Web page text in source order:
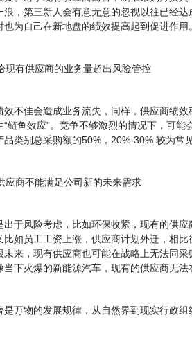
浪，第三新人会有意无意的忽视以往已经
也为自己在新地盘的绩效提高起到促进作用。
现有供应商的业务量超出风险管控
效不佳会造成业务流失，同样，供应商绩
“鲢鱼效应”。竞争不够激烈的情况下，可
品类别总采购额的50%，20%-30% 较为常
应商不能满足公司新的未来需求
出于风险考虑，比如环保收紧，现有的供
比如员工工资上涨，供应商计划外迁，相
未来，现有供应商也可能在战略上无法同
当下火爆的新能源汽车，现有的供应商无
是万物的发展规律，从自然界到现实行政